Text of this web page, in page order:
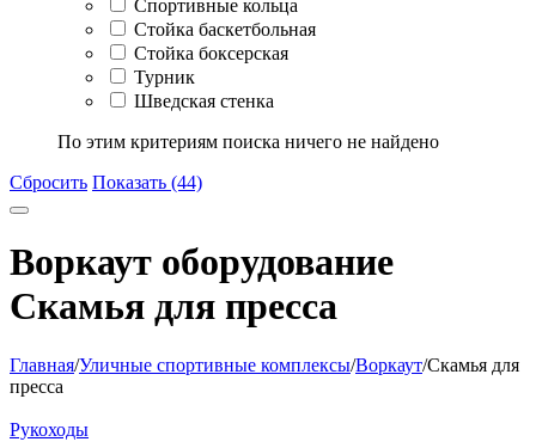
Спортивные кольца
Стойка баскетбольная
Стойка боксерская
Турник
Шведская стенка
По этим критериям поиска ничего не найдено
Сбросить Показать (44)
Воркаут оборудование
Скамья для пресса
Главная/Уличные спортивные комплексы/Воркаут/Скамья для
пресса
Рукоходы